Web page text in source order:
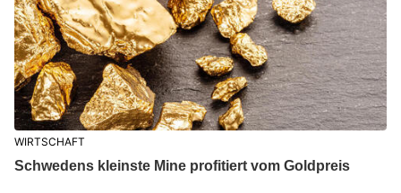
WIRTSCHAFT
Schwedens kleinste Mine profitiert vom Goldpreis